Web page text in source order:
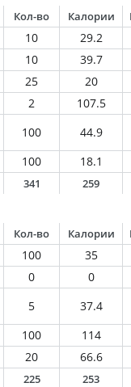
Кол-во Калории
10 29.2
10 39.7
25 20
2 107.5
100 44.9
100 18.1
341 259
Кол-во Калории
100 35
0 0
5 37.4
100 114
20 66.6
225 253